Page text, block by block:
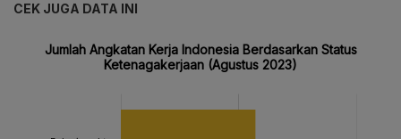
CEK JUGA DATA INI